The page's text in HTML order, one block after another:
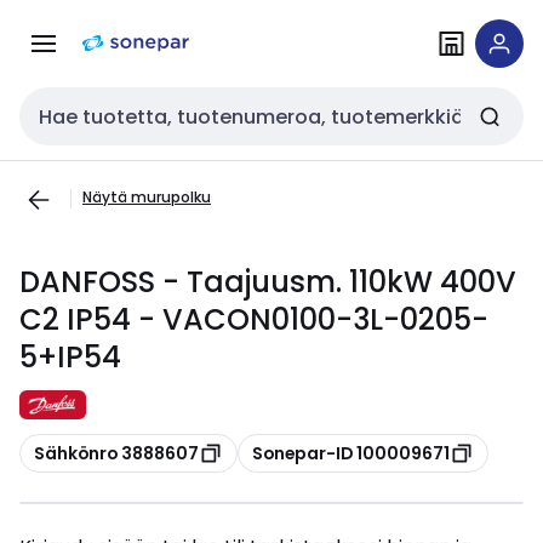
navigointiinsisältöön
Haku
Näytä murupolku
DANFOSS - Taajuusm. 110kW 400V
C2 IP54 - VACON0100-3L-0205-
5+IP54
Kopioi
Sähkönro 3888607 Kopioi
Sonepar-ID 100009671